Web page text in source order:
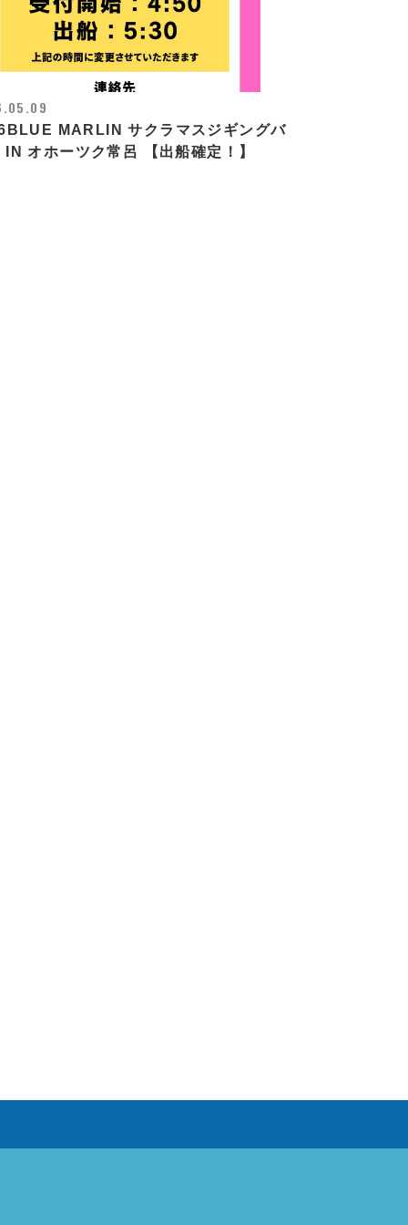
MARLIN サクラマスジギングバ
IN オホーツク常呂 【出船確定！】